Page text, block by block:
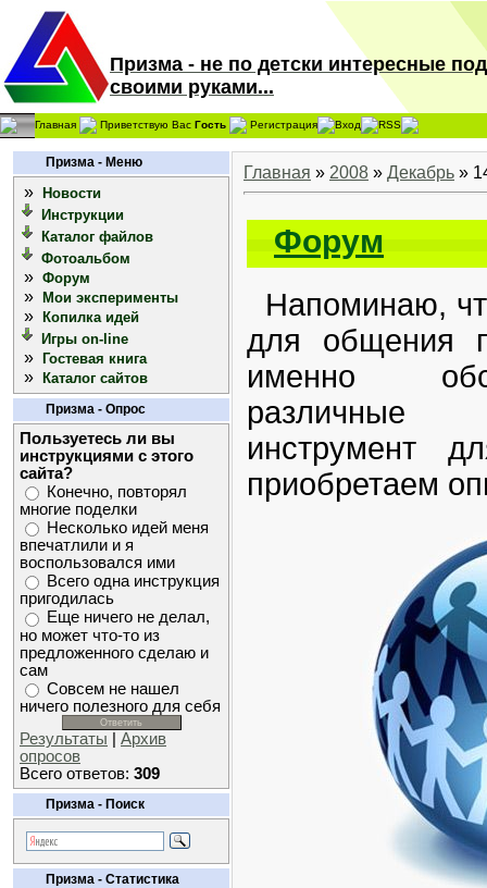
Призма - не по детски интересные
своими руками...
Главная Приветствую Вас Гость Регистрация Вход RSS
Призма - Меню
»
Новости
Инструкции
Каталог файлов
Фотоальбом
» Форум
» Мои эксперименты
»
Копилка идей
Игры on-line
» Гостевая книга
» Каталог сайтов
Призма - Опрос
Пользуетесь ли вы
инструкциями с этого
сайта?
Конечно, повторял
многие поделки
Несколько идей меня
впечатлили и я
воспользовался ими
Всего одна инструкция
пригодилась
Еще ничего не делал,
но может что-то из
предложенного сделаю и
сам
Совсем не нашел
ничего полезного для себя
Результаты
Архив
опросов
Всего ответов: 309
Призма - Поиск
Призма - Статистика
Главная » 2008 » Декабрь »
Форум
Напоминаю,
для общения
именно
различные
инструмент
приобретаем